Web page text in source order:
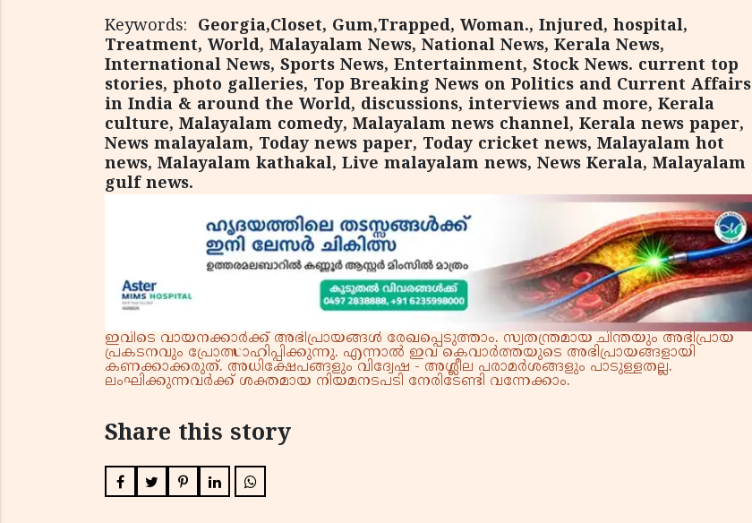
Keywords: Georgia,Closet, Gum,Trapped, Woman., Injured, hospital,
Treatment, World, Malayalam News, National News, Kerala News,
International News, Sports News, Entertainment, Stock News. current top
stories, photo galleries, Top Breaking News on Politics and Current Affairs
in India & around the World, discussions, interviews and more, Kerala
culture, Malayalam comedy, Malayalam news channel, Kerala news paper,
News malayalam, Today news paper, Today cricket news, Malayalam hot
news, Malayalam kathakal, Live malayalam news, News Kerala, Malayalam
gulf news.
ഇവിടെ വായനക്കാർക്ക് അഭിപ്രായങ്ങൾ രേഖപ്പെടുത്താം. സ്വതന്ത്രമായ ചിന്തയും അഭിപ്രായ
പ്രകടനവും പ്രോത്സാഹിപ്പിക്കുന്നു. എന്നാൽ ഇവ കെവാർത്തയുടെ അഭിപ്രായങ്ങളായി
കണക്കാക്കരുത്. അധിക്ഷേപങ്ങളും വിദ്വേഷ - അശ്ലീല പരാമർശങ്ങളും പാടുള്ളതല്ല.
ലംഘിക്കുന്നവർക്ക് ശക്തമായ നിയമനടപടി നേരിടേണ്ടി വന്നേക്കാം.
Share this story